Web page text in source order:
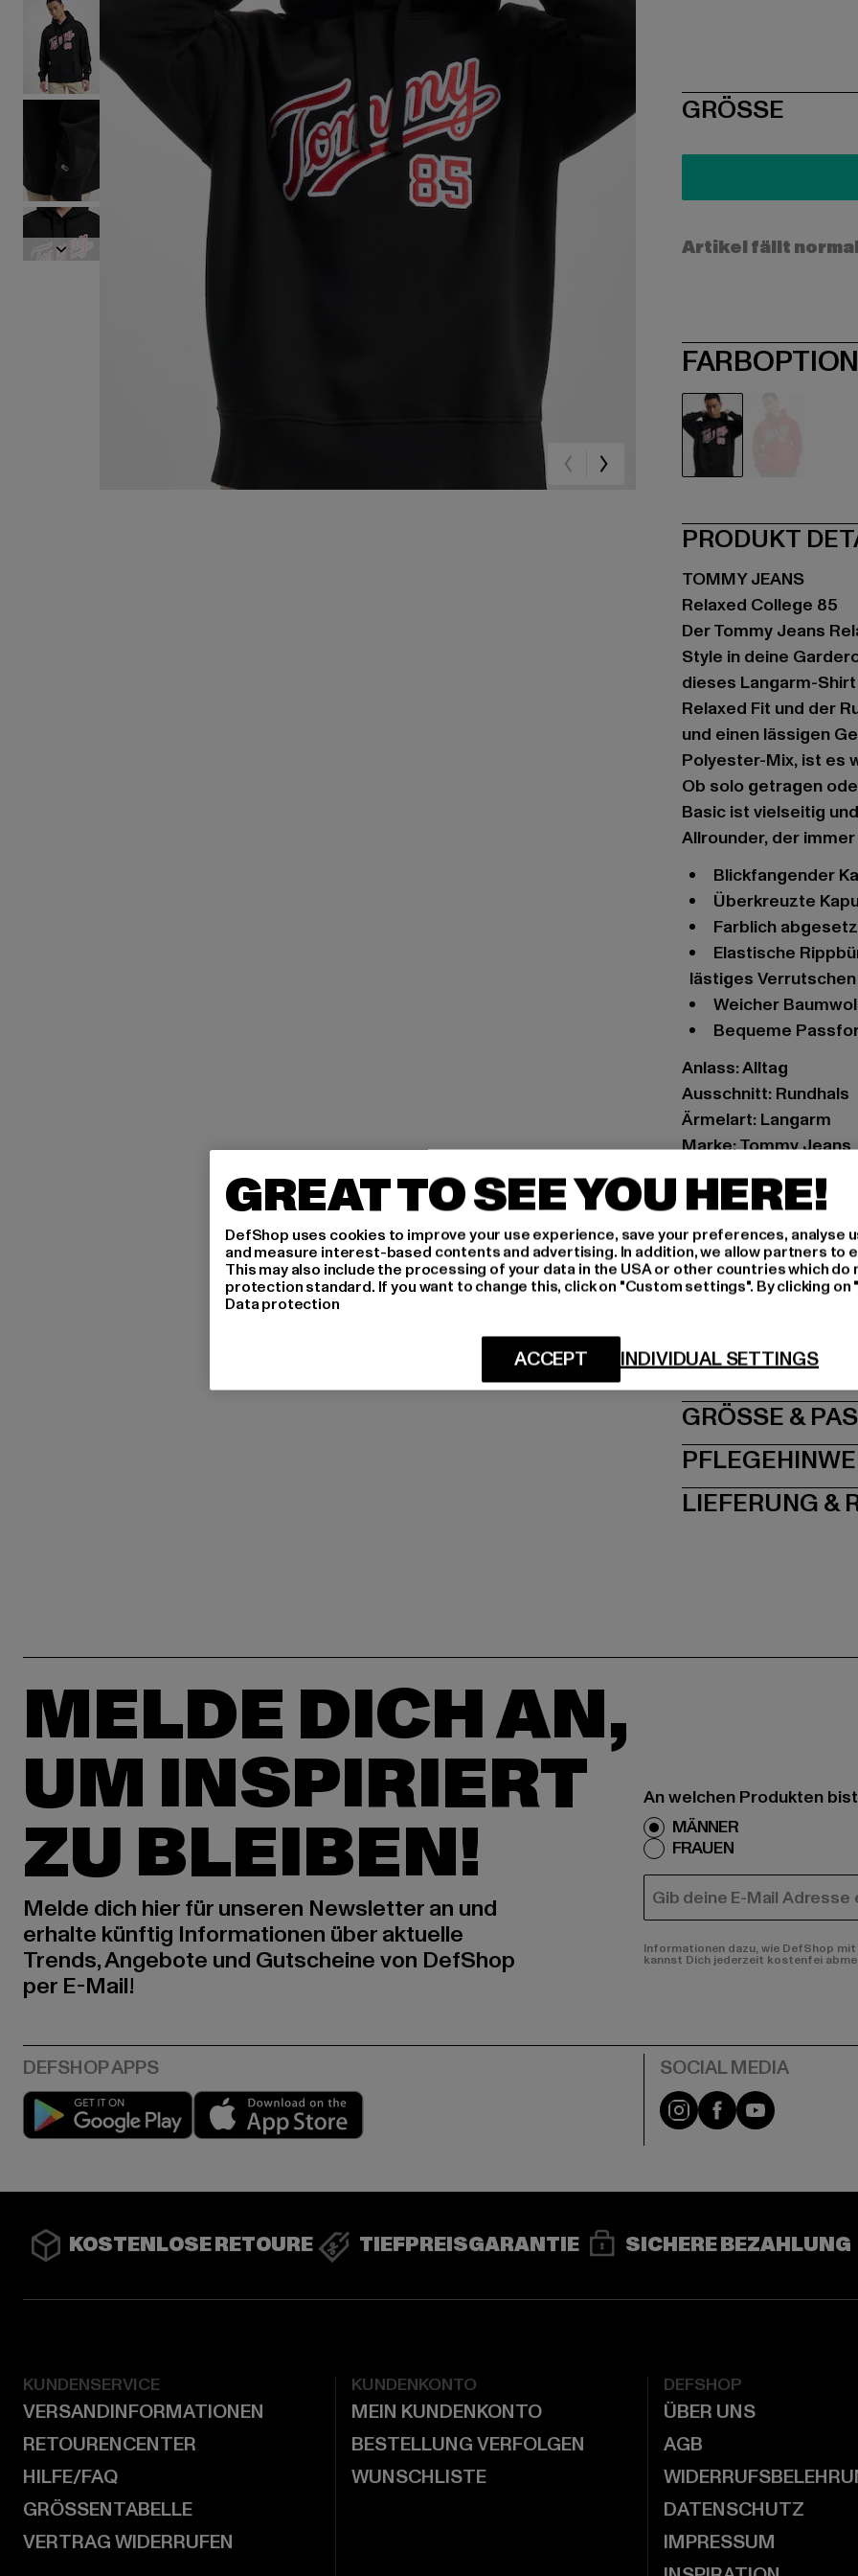
SIZE
GRÖSSE
Artikel fällt
PRODUKT
TOMMY JEANS
Relaxed College 85
Der Tommy Jeans
Style in deine
dieses Langarm-
Relaxed Fit und der
und einen lässigen
Polyester-Mix, ist es
Ob solo getragen
Basic ist vielseitig
Allrounder, der
Blickfangender
Überkreuzte
Farblich
Elastische Rippbündchen an Ärmelende und Saum verhindern
lästiges Verrutschen
Weicher
Bequeme
Anlass: Alltag
Ausschnitt: Rundhals
Ärmelart: Langarm
Marke: Tommy Jeans
Kat.: Hoodies
Farbe: schwarz
Hersteller Farbe: black
Art.Nr:
Speditionstraße 7 |
GRÖSSE
LIEFERUNG &
MELDE DICH AN,
UM INSPIRIERT
ZU BLEIBEN!
Melde dich hier für unseren Newsletter an und
erhalte künftig Informationen über aktuelle
Trends, Angebote und Gutscheine von DefShop
per E-Mail!
An welchen Produkten
MÄNNER
FRAUEN
E-MAIL
Informationen dazu, wie DefShop
kannst Dich jederzeit kostenfei
Play market Instagram
FacebookYouTube
KOSTENLOSE RETOURE TIEFPREISGARANTIE SICHERE BEZAHLUNG
KUNDENSERVICE
VERSANDINFORMATIONEN
RETOURENCENTER
HILFE/FAQ
GRÖSSENTABELLE
VERTRAG WIDERRUFEN
KUNDENKONTO
MEIN KUNDENKONTO
BESTELLUNG VERFOLGEN
WUNSCHLISTE
DEFSHOP
ÜBER UNS
AGB
DATENSCHUTZ
IMPRESSUM
GREAT TO SEE YOU HERE!
DefShop uses cookies to improve your use experience, save your preferences, analyse
and measure interest-based contents and advertising. In addition, we allow partners to
This may also include the processing of your data in the USA or other countries which do
protection standard. If you want to change this, click on "Custom settings". By clicking
Data protection
INDIVIDUAL SETTINGS
ACCEPT